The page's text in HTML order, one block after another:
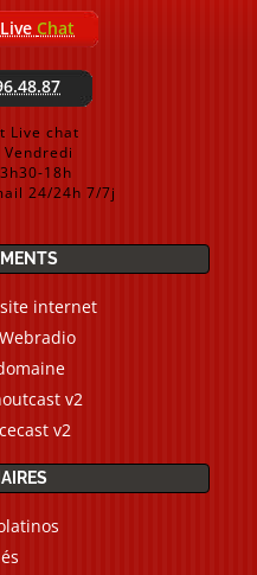
Chat
Live chat
18h
24/24h 7/7j
internet
v2
v2